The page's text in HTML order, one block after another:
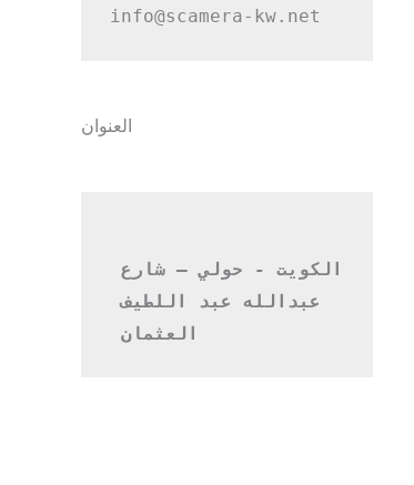
info@scamera-kw.net
العنوان
عبدالله عبد اللطيف
العثمان